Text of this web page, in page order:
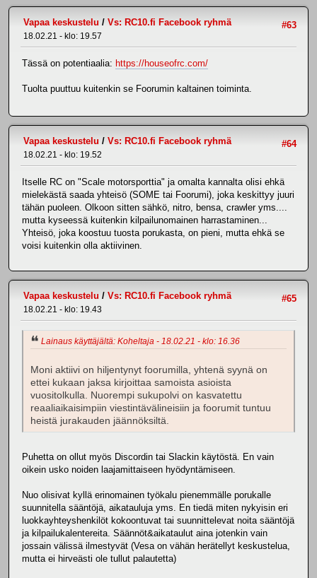
#63
Vapaa keskustelu / Vs: RC10.fi Facebook ryhmä
18.02.21 - klo: 19.57
Tässä on potentiaalia: https://houseofrc.com/
Tuolta puuttuu kuitenkin se Foorumin kaltainen toiminta.
#64
Vapaa keskustelu / Vs: RC10.fi Facebook ryhmä
18.02.21 - klo: 19.52
Itselle RC on "Scale motorsporttia" ja omalta kannalta olisi ehkä
mielekästä saada yhteisö (SOME tai Foorumi), joka keskittyy juuri
tähän puoleen. Olkoon sitten sähkö, nitro, bensa, crawler yms....
mutta kyseessä kuitenkin kilpailunomainen harrastaminen...
Yhteisö, joka koostuu tuosta porukasta, on pieni, mutta ehkä se
voisi kuitenkin olla aktiivinen.
#65
Vapaa keskustelu / Vs: RC10.fi Facebook ryhmä
18.02.21 - klo: 19.43
Lainaus käyttäjältä: Koheltaja - 18.02.21 - klo: 16.36
Moni aktiivi on hiljentynyt foorumilla, yhtenä syynä on
ettei kukaan jaksa kirjoittaa samoista asioista
vuositolkulla. Nuorempi sukupolvi on kasvatettu
reaaliaikaisimpiin viestintävälineisiin ja foorumit tuntuu
heistä jurakauden jäännöksiltä.
Puhetta on ollut myös Discordin tai Slackin käytöstä. En vain
oikein usko noiden laajamittaiseen hyödyntämiseen.
Nuo olisivat kyllä erinomainen työkalu pienemmälle porukalle
suunnitella sääntöjä, aikatauluja yms. En tiedä miten nykyisin eri
luokkayhteyshenkilöt kokoontuvat tai suunnittelevat noita sääntöjä
ja kilpailukalentereita. Säännöt&aikataulut aina jotenkin vain
jossain välissä ilmestyvät (Vesa on vähän herätellyt keskustelua,
mutta ei hirveästi ole tullut palautetta)